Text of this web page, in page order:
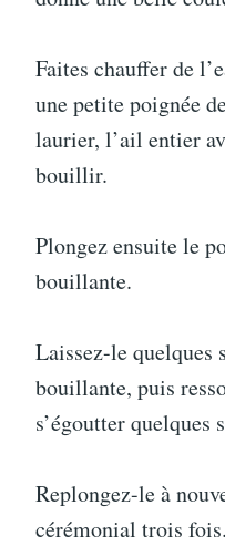
Faites chauffer de
une petite poignée
laurier, l’ail entier
bouillir.
Plongez ensuite le
bouillante.
Laissez-le quelques
bouillante, puis
s’égoutter quelques
Replongez-le à
cérémonial trois fois.